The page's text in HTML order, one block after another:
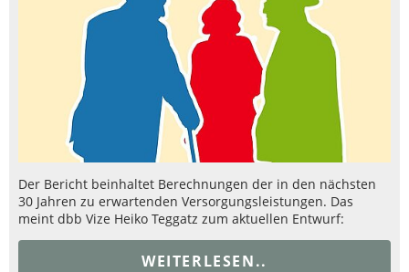
Der Bericht beinhaltet Berechnungen der in den nächsten
30 Jahren zu erwartenden Versorgungsleistungen. Das
meint dbb Vize Heiko Teggatz zum aktuellen Entwurf:
WEITERLESEN..